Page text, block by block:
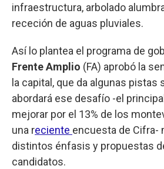
infraestructura, arbolado
receción de aguas pluviales.
Así lo plantea el programa de
Frente Amplio (FA) aprobó la
la capital, que da algunas pistas
abordará ese desafío -el
mejorar por el 13% de los
una reciente encuesta de Cifra-
distintos énfasis y propuestas
candidatos.